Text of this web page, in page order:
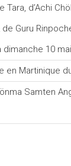
Tara, d’Achi
Guru
dimanche 10 mai
en Martinique
Samten